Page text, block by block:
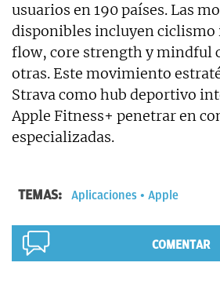
usuarios en 190 países. Las
disponibles incluyen ciclismo
flow, core strength y mindful
otras. Este movimiento
Strava como hub deportivo
Apple Fitness+ penetrar en
especializadas.
TEMAS: Aplicaciones Apple
COMENTAR